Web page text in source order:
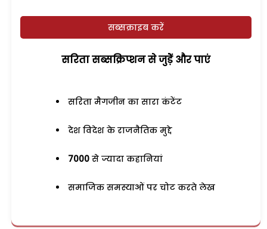
सब्सक्राइब करें
सरिता सब्सक्रिप्शन से जुड़ेें और पाएं
सरिता मैगजीन का सारा कंटेंट
देश विदेश के राजनैतिक मुद्दे
7000 से ज्यादा कहानियां
समाजिक समस्याओं पर चोट करते लेख